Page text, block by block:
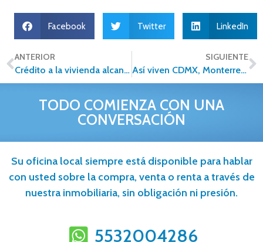
Facebook Twitter LinkedIn
ANTERIOR
Crédito a la vivienda alcanzó 119.1 mmdp de inversión
SIGUIENTE
Así viven CDMX, Monterrey y Guadalajara su nuevo boom inmobiliario
TODO COMIENZA CON UNA
CONVERSACIÓN
Su oficina local siempre está disponible para hablar
con usted sobre la compra, venta o renta a través de
nuestra inmobiliaria, sin obligación ni presión.
5532004286